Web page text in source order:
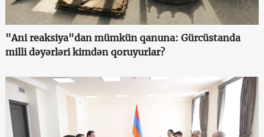
"Ani reaksiya"dan mümkün qanuna: Gürcüstanda
milli dəyərləri kimdən qoruyurlar?